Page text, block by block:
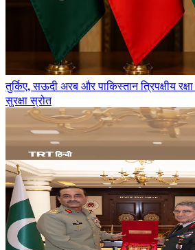
तुर्किए, सऊदी अरब और पाकिस्तान त्रिपक्षीय
सुरक्षा स्रोत